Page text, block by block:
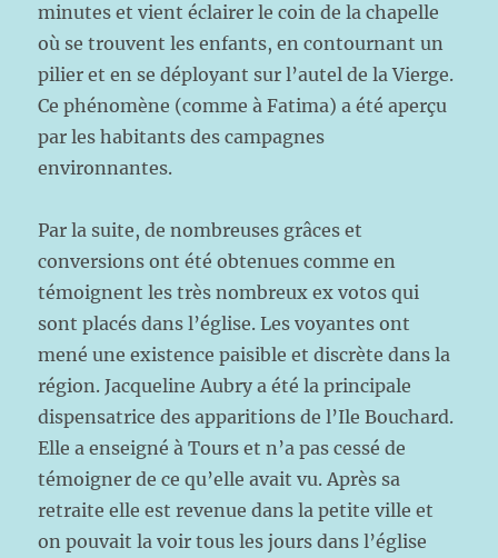
minutes et vient éclairer le coin de la chapelle
où se trouvent les enfants, en contournant un
pilier et en se déployant sur l’autel de la Vierge.
Ce phénomène (comme à Fatima) a été aperçu
par les habitants des campagnes
environnantes.
Par la suite, de nombreuses grâces et
conversions ont été obtenues comme en
témoignent les très nombreux ex votos qui
sont placés dans l’église. Les voyantes ont
mené une existence paisible et discrète dans la
région. Jacqueline Aubry a été la principale
dispensatrice des apparitions de l’Ile Bouchard.
Elle a enseigné à Tours et n’a pas cessé de
témoigner de ce qu’elle avait vu. Après sa
retraite elle est revenue dans la petite ville et
on pouvait la voir tous les jours dans l’église